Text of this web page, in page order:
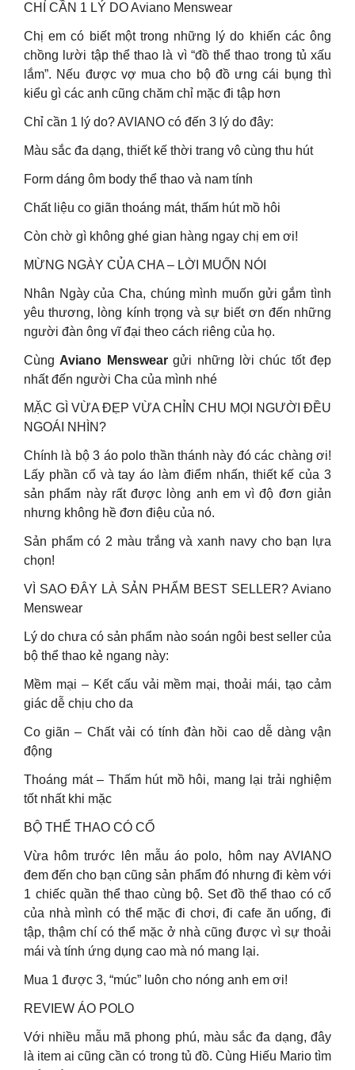
CHỈ CẦN 1 LÝ DO Aviano Menswear
Chị em có biết một trong những lý do khiến các ông
chồng lười tập thể thao là vì “đồ thể thao trong tủ xấu
lắm”. Nếu được vợ mua cho bộ đồ ưng cái bụng thì
kiểu gì các anh cũng chăm chỉ mặc đi tập hơn
Chỉ cần 1 lý do? AVIANO có đến 3 lý do đây:
Màu sắc đa dạng, thiết kế thời trang vô cùng thu hút
Form dáng ôm body thể thao và nam tính
Chất liệu co giãn thoáng mát, thấm hút mồ hôi
Còn chờ gì không ghé gian hàng ngay chị em ơi!
MỪNG NGÀY CỦA CHA – LỜI MUỐN NÓI
Nhân Ngày của Cha, chúng mình muốn gửi gắm tình
yêu thương, lòng kính trọng và sự biết ơn đến những
người đàn ông vĩ đại theo cách riêng của họ.
Cùng Aviano Mensweargửi những lời chúc tốt đẹp
nhất đến người Cha của mình nhé
MẶC GÌ VỪA ĐẸP VỪA CHỈN CHU MỌI NGƯỜI ĐỀU
NGOÁI NHÌN?
Chính là bộ 3 áo polo thần thánh này đó các chàng ơi!
Lấy phần cổ và tay áo làm điểm nhấn, thiết kế của 3
sản phẩm này rất được lòng anh em vì độ đơn giản
nhưng không hề đơn điệu của nó.
Sản phẩm có 2 màu trắng và xanh navy cho bạn lựa
chọn!
VÌ SAO ĐÂY LÀ SẢN PHẨM BEST SELLER? Aviano
Menswear
Lý do chưa có sản phẩm nào soán ngôi best seller của
bộ thể thao kẻ ngang này:
Mềm mại – Kết cấu vải mềm mại, thoải mái, tạo cảm
giác dễ chịu cho da
Co giãn – Chất vải có tính đàn hồi cao dễ dàng vận
động
Thoáng mát – Thấm hút mồ hôi, mang lại trải nghiệm
tốt nhất khi mặc
BỘ THỂ THAO CÓ CỔ
Vừa hôm trước lên mẫu áo polo, hôm nay AVIANO
đem đến cho bạn cũng sản phẩm đó nhưng đi kèm với
1 chiếc quần thể thao cùng bộ. Set đồ thể thao có cổ
của nhà mình có thể mặc đi chơi, đi cafe ăn uống, đi
tập, thậm chí có thể mặc ở nhà cũng được vì sự thoải
mái và tính ứng dụng cao mà nó mang lại.
Mua 1 được 3, “múc” luôn cho nóng anh em ơi!
REVIEW ÁO POLO
Với nhiều mẫu mã phong phú, màu sắc đa dạng, đây
là item ai cũng cần có trong tủ đồ. Cùng Hiếu Mario tìm